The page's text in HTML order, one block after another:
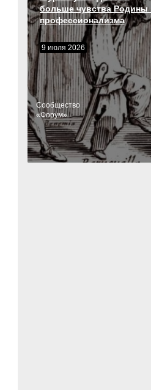
больше чувства Родины
профессионализма
9 июля 2026
Cообщество
«Форум»